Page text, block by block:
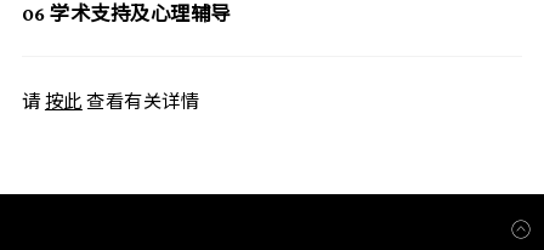
06学术支持及心理辅导
请按此 查看有关详情